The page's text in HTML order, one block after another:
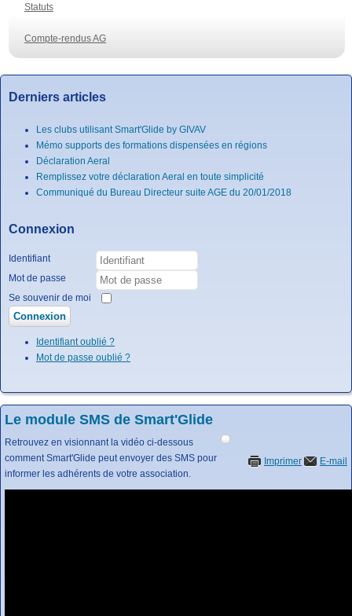
Statuts
Compte-rendus AG
Derniers articles
Les clubs utilisant Smart'Glide by GIVAV
Mémo supports des formations dispensées en régions
Déclaration Aeral
Remplissez votre déclaration Aeral en toute simplicité
Communiqué du Bureau Directeur suite AGE du 20/01/2018
Connexion
Identifiant
Mot de passe
Se souvenir de moi
Connexion
Identifiant oublié ?
Mot de passe oublié ?
Le module SMS de Smart'Glide
Imprimer E-mail
Retrouvez en visionnant la vidéo ci-dessous
comment Smart'Glide peut envoyer des SMS pour
informer les adhérents de votre association.